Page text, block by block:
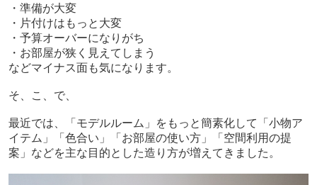
・準備が大変
・片付けはもっと大変
・予算オーバーになりがち
・お部屋が狭く見えてしまう
などマイナス面も気になります。
そ、こ、 で、
最近では、「モデルルーム」をもっと簡素化して「小物ア
イテム」「色合い」「お部屋の使い方」「空間利用の提
案」などを主な目的とした造り方が増えてきました。